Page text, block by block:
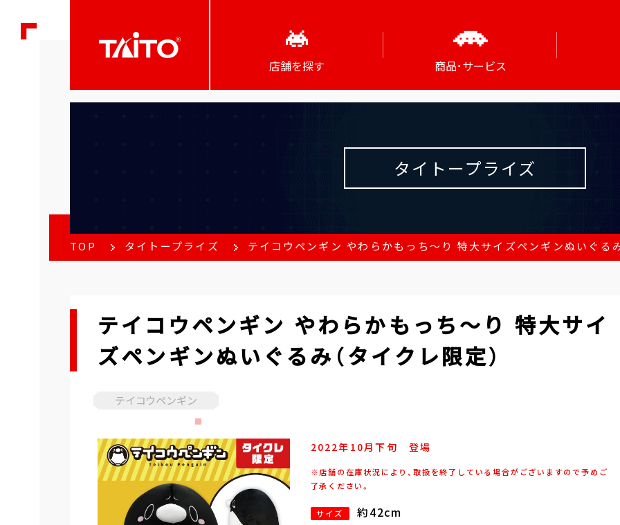
店舗を探す 商品･サービス
タイトープライズ
TOP タイトープライズ テイコウペンギン やわらかもっち～り 特大サイズペンギンぬいぐる
テイコウペンギン やわらかもっち～り 特大サイ
ズペンギンぬいぐるみ（タイクレ限定）
テイコウペンギン
2022年 10月下旬 登場
※店舗の在庫状況により、取扱を終了している場合がございますので予めご
了承ください。
サイズ 約42cm